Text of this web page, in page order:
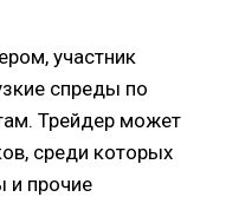
участник
спреды по
Трейдер может
среди которых
и прочие